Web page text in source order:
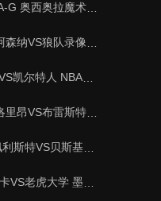
拉魔术VS大急流城
队录像_全场录像【
人 NBA_全场录像
雷斯特录像_全场录
基米 北马其甲录像_
学 墨西超_全场录像